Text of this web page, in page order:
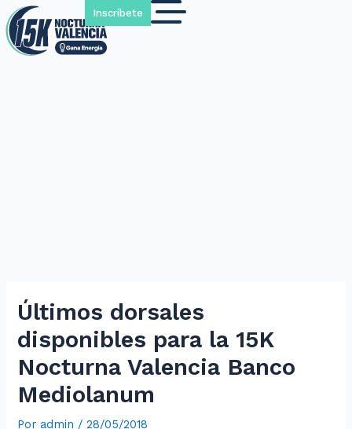
Inscríbete
Últimos dorsales
disponibles para la 15K
Nocturna Valencia Banco
Mediolanum
Por admin /28/05/2018